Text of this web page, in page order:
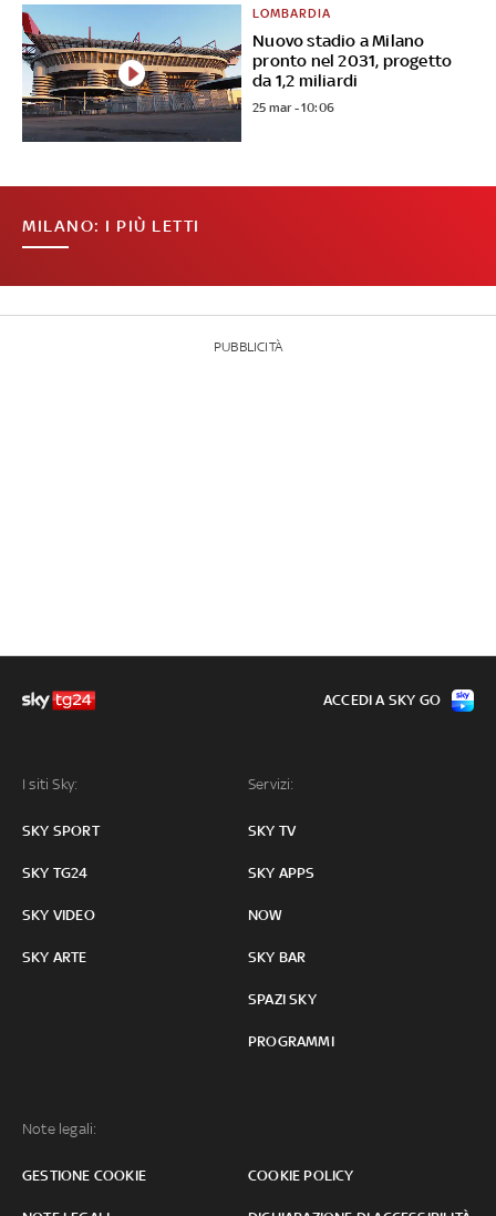
Nuovo stadio a Milano
pronto nel 2031, progetto
da 1,2 miliardi
LOMBARDIA
25 mar - 10:06
MILANO: I PIÙ LETTI
PUBBLICITÀ
I siti Sky:
SKY SPORT
SKY TG24
SKY VIDEO
SKY ARTE
Servizi:
SKY TV
SKY APPS
NOW
SKY BAR
SPAZI SKY
PROGRAMMI
Note legali:
GESTIONE COOKIE COOKIE POLICY
ACCEDI A SKY GO